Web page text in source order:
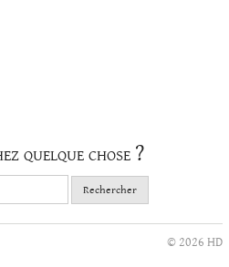
quelque chose ?
© 2026 HD